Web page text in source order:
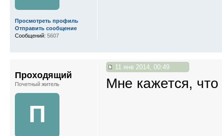
Просмотреть профиль
Отправить сообщение
Сообщений: 5607
11 янв 2014, 00:49
Мне кажется,
Проходящий
Почетный житель
П